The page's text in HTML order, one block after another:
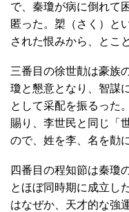
で、秦瓊が病に倒れて
匿った。槊（さく）と
された恨みから、とこ
三番目の徐世勣は豪族
瓊と懇意となり、智謀
として采配を振るった
賜り、李世民と同じ「
ので、姓を李、名を勣
四番目の程知節は秦瓊
とほぼ同時期に成立し
はなぜか、天才的な強